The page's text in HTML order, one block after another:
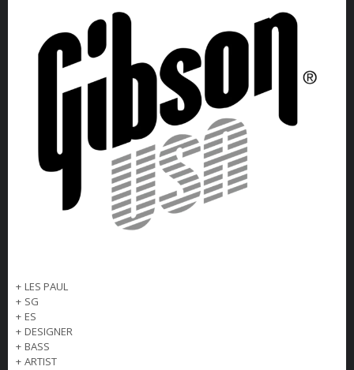
NYHEDER
OS
KONTAKT
+ LES PAUL
+ SG
+ ES
+ DESIGNER
+ BASS
+ ARTIST